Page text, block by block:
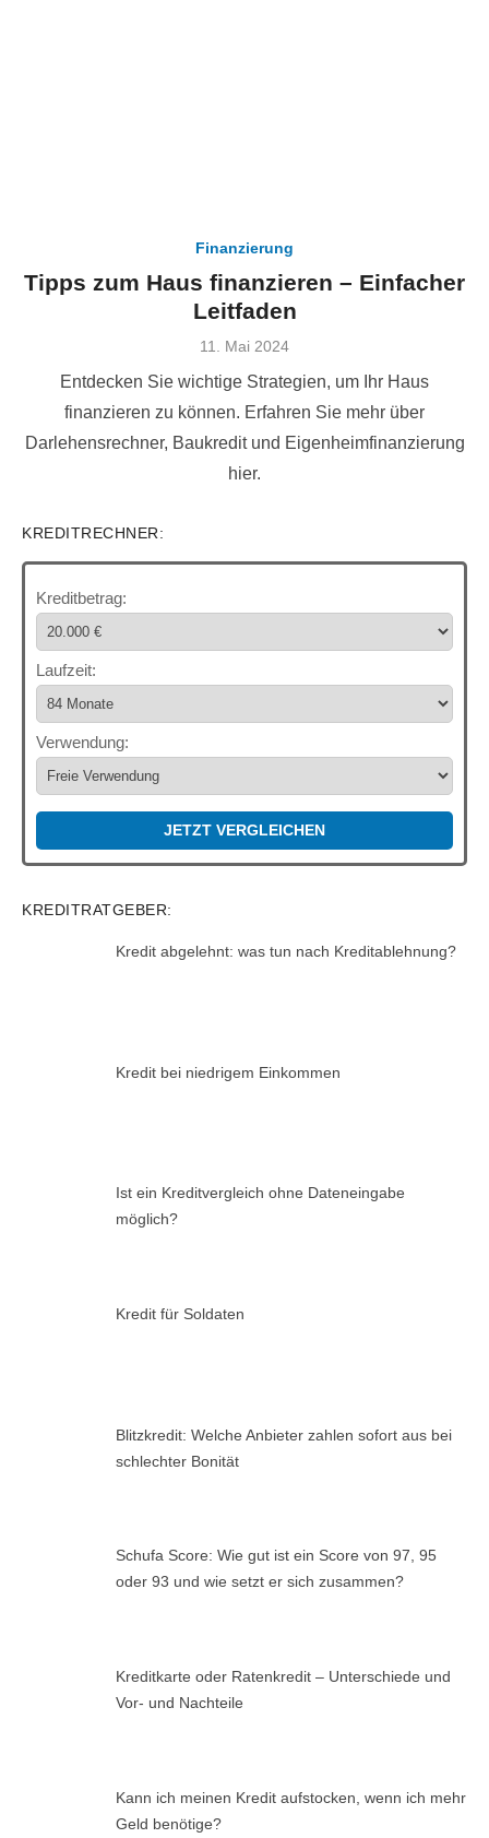
Finanzierung
Tipps zum Haus finanzieren – Einfacher
Leitfaden
Veröffentlicht
11. Mai 2024
Entdecken Sie wichtige Strategien, um Ihr Haus
finanzieren zu können. Erfahren Sie mehr über
Darlehensrechner, Baukredit und Eigenheimfinanzierung
hier.
KREDITRECHNER:
Kreditbetrag:
Laufzeit:
Verwendung:
JETZT VERGLEICHEN
KREDITRATGEBER:
Kredit abgelehnt: was tun nach Kreditablehnung?
Kredit bei niedrigem Einkommen
Ist ein Kreditvergleich ohne Dateneingabe
möglich?
Kredit für Soldaten
Blitzkredit: Welche Anbieter zahlen sofort aus bei
schlechter Bonität
Schufa Score: Wie gut ist ein Score von 97, 95
oder 93 und wie setzt er sich zusammen?
Kreditkarte oder Ratenkredit – Unterschiede und
Vor- und Nachteile
Kann ich meinen Kredit aufstocken, wenn ich mehr
Geld benötige?